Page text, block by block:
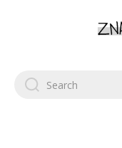
Search
for: